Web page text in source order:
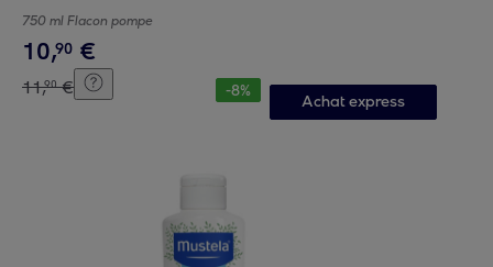
750 ml Flacon pompe
10,90 €
11,90 € -8%
Achat express